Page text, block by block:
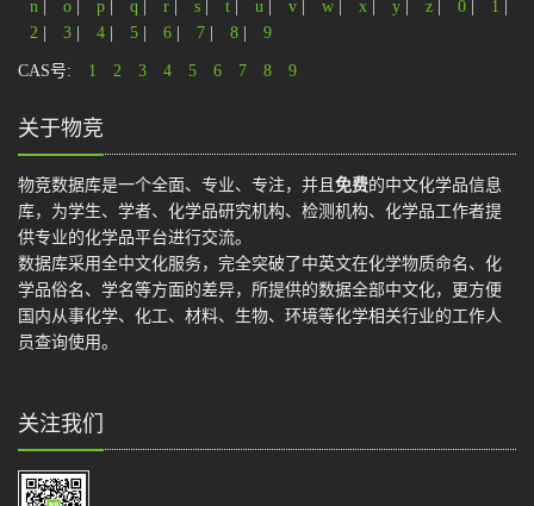
n
o p q r s t u v w x y z 0 1
2
3 4 5 6 7 8 9
CAS号: 1 2 3 4 5 6 7 8 9
关于物竞
物竞数据库是一个全面、专业、专注，并且 免费的中文化学品信息
库，为学生、学者、化学品研究机构、检测机构、化学品工作者提
供专业的化学品平台进行交流。
数据库采用全中文化服务，完全突破了中英文在化学物质命名、化
学品俗名、学名等方面的差异，所提供的数据全部中文化，更方便
国内从事化学、化工、材料、生物、环境等化学相关行业的工作人
员查询使用。
关注我们